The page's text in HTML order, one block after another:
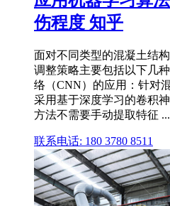
伤程度 知乎
面对不同类型的混凝土结
调整策略主要包括以下几
络（CNN）的应用：针对
采用基于深度学习的卷积
方法不需要手动提取特征 ...
联系电话: 180 3780 8511